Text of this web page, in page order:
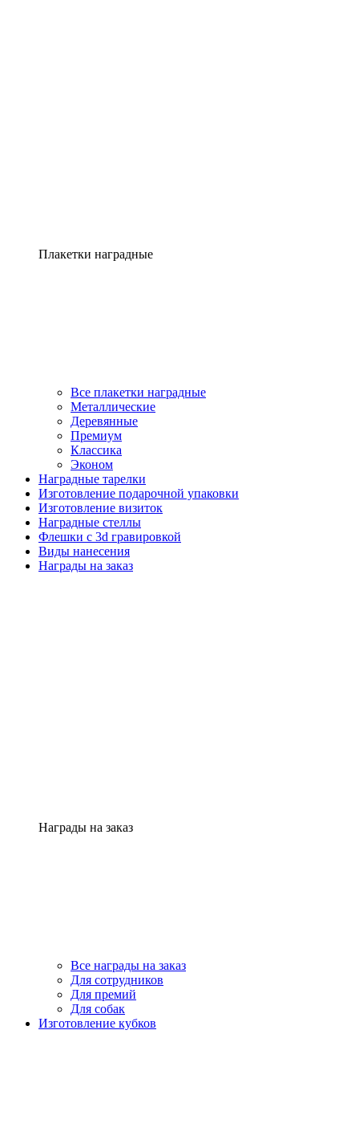
Плакетки наградные
Все плакетки наградные
Металлические
Деревянные
Премиум
Классика
Эконом
Наградные тарелки
Изготовление подарочной упаковки
Изготовление визиток
Наградные стеллы
Флешки с 3d гравировкой
Виды нанесения
Награды на заказ
Награды на заказ
Все награды на заказ
Для сотрудников
Для премий
Для собак
Изготовление кубков